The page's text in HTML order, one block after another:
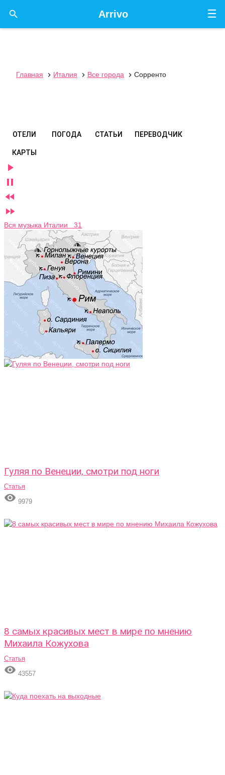
☰
Arrivo

Главная  Италия  Все города  Сорренто
ОТЕЛИ ПОГОДА СТАТЬИ ПЕРЕВОДЧИК
КАРТЫ




Вся музыка Италии 31
Гуляя по Венеции, смотри под ноги
Статья
 9979
8 самых красивых мест в мире по мнению
Михаила Кожухова
Статья
 43557